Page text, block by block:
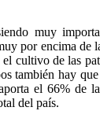
muy
por encima de
cultivo de las
también hay
el 66% de
del país.